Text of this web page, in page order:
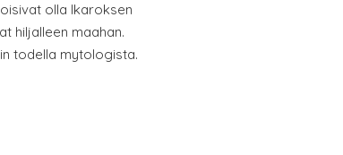
olla Ikaroksen
hiljalleen maahan.
todella mytologista.